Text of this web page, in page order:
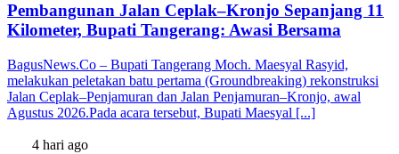
Pembangunan Jalan Ceplak–Kronjo Sepanjang 11
Kilometer, Bupati Tangerang: Awasi Bersama
BagusNews.Co – Bupati Tangerang Moch. Maesyal Rasyid,
melakukan peletakan batu pertama (Groundbreaking) rekonstruksi
Jalan Ceplak–Penjamuran dan Jalan Penjamuran–Kronjo, awal
Agustus 2026.Pada acara tersebut, Bupati Maesyal [...]
4 hari ago